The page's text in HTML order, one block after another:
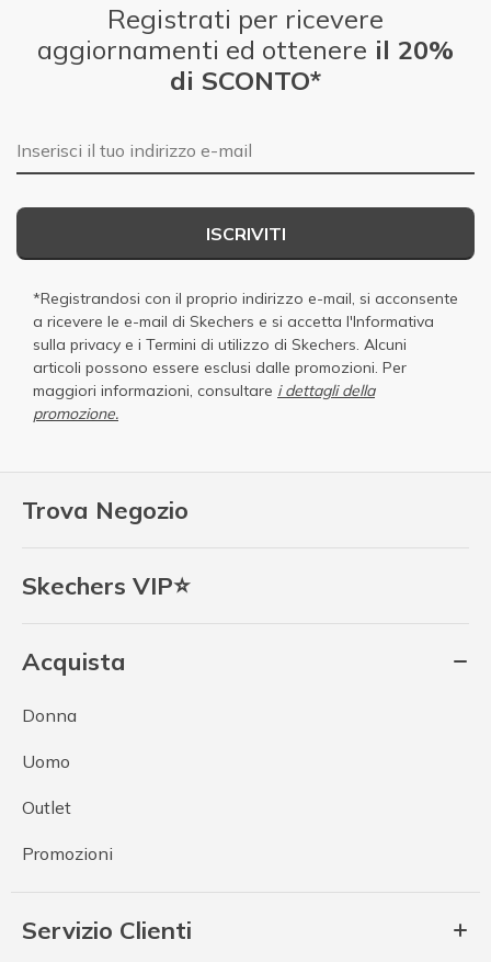
Trova Negozio
Skechers VIP⭐
Acquista
Donna
Uomo
Outlet
Promozioni
Servizio Clienti
Registrati per ricevere
aggiornamenti ed ottenere il 20%
di SCONTO*
E-mail
ISCRIVITI
*Registrandosi con il proprio indirizzo e-mail, si acconsente
a ricevere le e-mail di Skechers e si accetta l'Informativa
sulla privacy e i Termini di utilizzo di Skechers. Alcuni
articoli possono essere esclusi dalle promozioni. Per
maggiori informazioni, consultare i dettagli della
promozione.